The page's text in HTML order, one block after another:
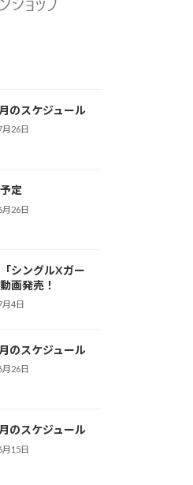
のスケジュール
月26日
定
月26日
シングルXガー
画発売！
月4日
のスケジュール
月26日
のスケジュール
月15日